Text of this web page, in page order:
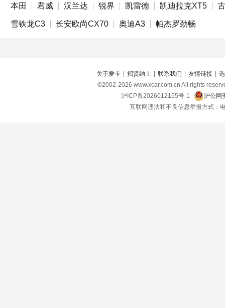
本田 君威 汉兰达 锐界 凯雷德 凯迪拉克XT5
雪铁龙C3 长安欧尚CX70 奥迪A3 帕杰罗劲畅
关于爱卡 招贤纳士 联系我们 友情链接
©2002-2026 www.xcar.com.cn All rights
沪ICP备2026012155号-1
沪公网
互联网违法和不良信息举报方式：